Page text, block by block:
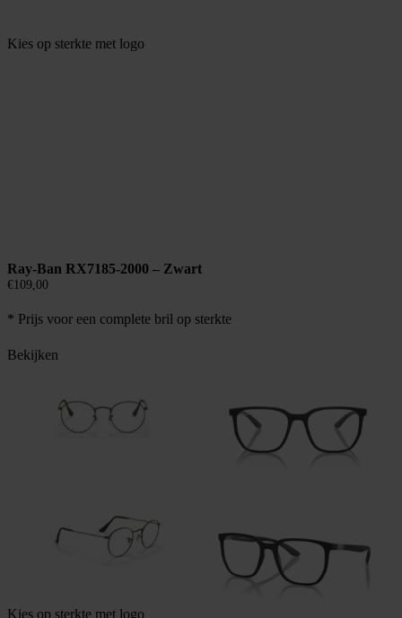
Kies op sterkte met logo
Ray-Ban RX7185-2000 – Zwart
€109,00
* Prijs voor een complete bril op sterkte
Bekijken
Kies op sterkte met logo